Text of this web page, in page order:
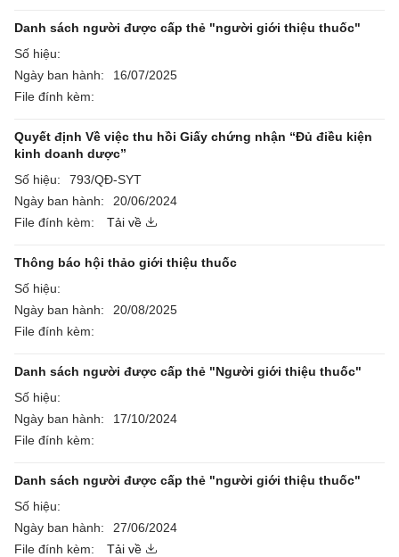
Danh sách người được cấp thẻ "người giới thiệu thuốc"
Số hiệu:
Ngày ban hành:
16/07/2025
File đính kèm:
Quyết định Về việc thu hồi Giấy chứng nhận “Đủ điều kiện
kinh doanh dược”
Số hiệu:
793/QĐ-SYT
Ngày ban hành:
20/06/2024
File đính kèm:
Tải về
Thông báo hội thảo giới thiệu thuốc
Số hiệu:
Ngày ban hành:
20/08/2025
File đính kèm:
Danh sách người được cấp thẻ "Người giới thiệu thuốc"
Số hiệu:
Ngày ban hành:
17/10/2024
File đính kèm:
Danh sách người được cấp thẻ "người giới thiệu thuốc"
Số hiệu:
Ngày ban hành:
27/06/2024
File đính kèm:
Tải về